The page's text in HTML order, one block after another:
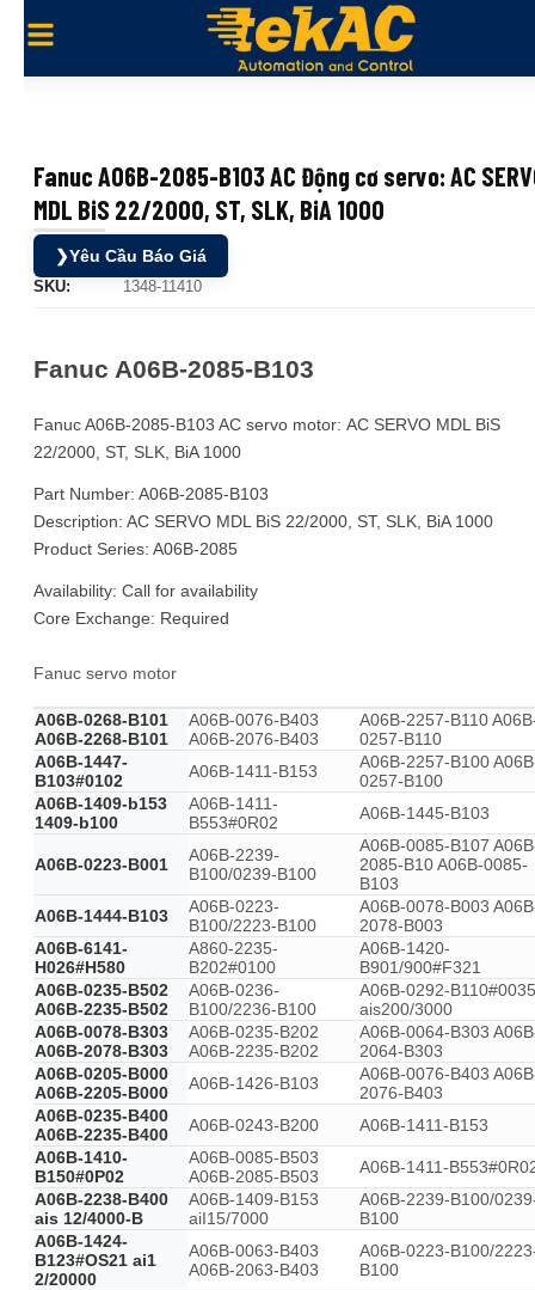
Fanuc A06B-2085-B103 AC Động cơ servo: AC
MDL BiS 22/2000, ST, SLK, BiA 1000
❯Yêu Cầu Báo Giá
SKU: 1348-11410
Fanuc A06B-2085-B103
Fanuc A06B-2085-B103 AC servo motor: AC SERVO MDL BiS
22/2000, ST, SLK, BiA 1000
Part Number: A06B-2085-B103
Description: AC SERVO MDL BiS 22/2000, ST, SLK, BiA 1000
Product Series: A06B-2085
Availability: Call for availability
Core Exchange: Required
Fanuc servo motor
A06B-0268-B101
A06B-2268-B101
A06B-0076-B403
A06B-2076-B403
A06B-2257-B110
0257-B110
A06B-1447-
B103#0102
A06B-1411-B153
A06B-2257-B100
0257-B100
A06B-1409-b153
1409-b100
A06B-1411-
B553#0R02
A06B-1445-B103
A06B-0223-B001
A06B-2239-
B100/0239-B100
A06B-0085-B107
2085-B10 A06B-0085-
B103
A06B-1444-B103
A06B-0223-
B100/2223-B100
A06B-0078-B003
2078-B003
A06B-6141-
H026#H580
A860-2235-
B202#0100
A06B-1420-
B901/900#F321
A06B-0235-B502
A06B-2235-B502
A06B-0236-
B100/2236-B100
A06B-0292-B110#0035
ais200/3000
A06B-0078-B303
A06B-2078-B303
A06B-0235-B202
A06B-2235-B202
A06B-0064-B303
2064-B303
A06B-0205-B000
A06B-2205-B000
A06B-1426-B103
A06B-0076-B403
2076-B403
A06B-0235-B400
A06B-2235-B400
A06B-0243-B200
A06B-1411-B153
A06B-1410-
B150#0P02
A06B-0085-B503
A06B-2085-B503
A06B-1411-
A06B-2238-B400
ais 12/4000-B
A06B-1409-B153
aiI15/7000
A06B-2239-B100/
B100
A06B-1424-
B123#OS21 ai1
2/20000
A06B-0063-B403
A06B-2063-B403
A06B-0223-B100/
B100